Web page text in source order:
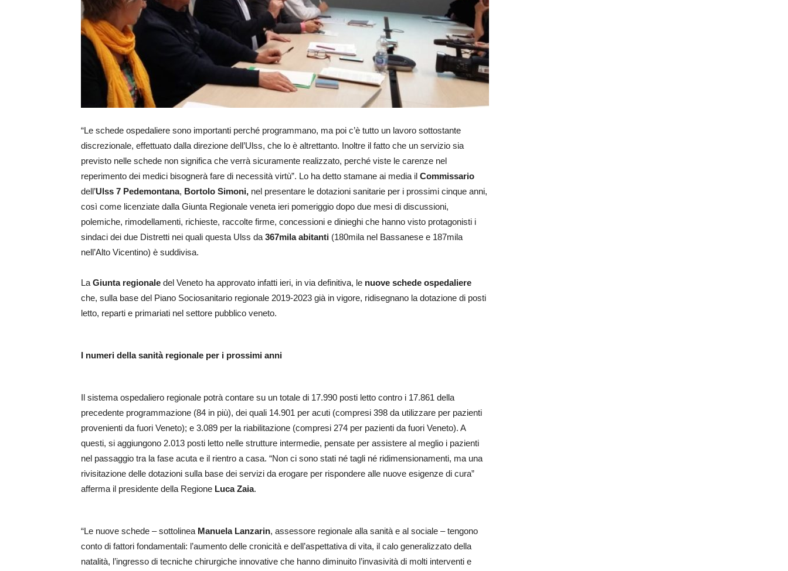
“Le schede ospedaliere sono importanti perché programmano, ma poi c’è tutto un lavoro sottostante
discrezionale, effettuato dalla direzione dell’Ulss, che lo è altrettanto. Inoltre il fatto che un servizio sia
previsto nelle schede non significa che verrà sicuramente realizzato, perché viste le carenze nel
reperimento dei medici bisognerà fare di necessità virtù”. Lo ha detto stamane ai media il Commissario
dell’Ulss 7 Pedemontana, Bortolo Simoni, nel presentare le dotazioni sanitarie per i prossimi cinque anni,
così come licenziate dalla Giunta Regionale veneta ieri pomeriggio dopo due mesi di discussioni,
polemiche, rimodellamenti, richieste, raccolte firme, concessioni e dinieghi che hanno visto protagonisti i
sindaci dei due Distretti nei quali questa Ulss da 367mila abitanti (180mila nel Bassanese e 187mila
nell’Alto Vicentino) è suddivisa.
La Giunta regionale del Veneto ha approvato infatti ieri, in via definitiva, le nuove schede ospedaliere
che, sulla base del Piano Sociosanitario regionale 2019-2023 già in vigore, ridisegnano la dotazione di posti
letto, reparti e primariati nel settore pubblico veneto.
I numeri della sanità regionale per i prossimi anni
Il sistema ospedaliero regionale potrà contare su un totale di 17.990 posti letto contro i 17.861 della
precedente programmazione (84 in più), dei quali 14.901 per acuti (compresi 398 da utilizzare per pazienti
provenienti da fuori Veneto); e 3.089 per la riabilitazione (compresi 274 per pazienti da fuori Veneto). A
questi, si aggiungono 2.013 posti letto nelle strutture intermedie, pensate per assistere al meglio i pazienti
nel passaggio tra la fase acuta e il rientro a casa. “Non ci sono stati né tagli né ridimensionamenti, ma una
rivisitazione delle dotazioni sulla base dei servizi da erogare per rispondere alle nuove esigenze di cura”
afferma il presidente della Regione Luca Zaia.
“Le nuove schede – sottolinea Manuela Lanzarin, assessore regionale alla sanità e al sociale – tengono
conto di fattori fondamentali: l’aumento delle cronicità e dell’aspettativa di vita, il calo generalizzato della
natalità, l’ingresso di tecniche chirurgiche innovative che hanno diminuito l’invasività di molti interventi e